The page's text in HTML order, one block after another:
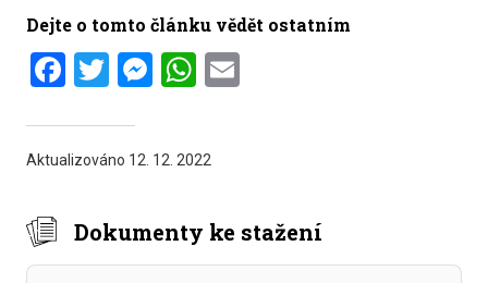
Dejte o tomto článku vědět ostatním
Facebook
Twitter
Messenger
WhatsApp
Aktualizováno 12. 12. 2022
Dokumenty ke stažení